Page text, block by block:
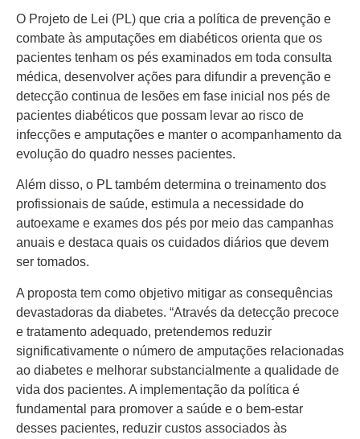
Especiais
Gastronomia
TV Portal
Sobre o
Portal Acre
Expediente
Política de
privacidade
Fale com
Portal Acre
O Projeto de Lei (PL) que cria a política de prevenção e
combate às amputações em diabéticos orienta que os
pacientes tenham os pés examinados em toda consulta
médica, desenvolver ações para difundir a prevenção e
detecção continua de lesões em fase inicial nos pés de
pacientes diabéticos que possam levar ao risco de
infecções e amputações e manter o acompanhamento da
evolução do quadro nesses pacientes.
Além disso, o PL também determina o treinamento dos
profissionais de saúde, estimula a necessidade do
autoexame e exames dos pés por meio das campanhas
anuais e destaca quais os cuidados diários que devem
ser tomados.
A proposta tem como objetivo mitigar as consequências
devastadoras da diabetes. “Através da detecção precoce
e tratamento adequado, pretendemos reduzir
significativamente o número de amputações relacionadas
ao diabetes e melhorar substancialmente a qualidade de
vida dos pacientes. A implementação da política é
fundamental para promover a saúde e o bem-estar
desses pacientes, reduzir custos associados às